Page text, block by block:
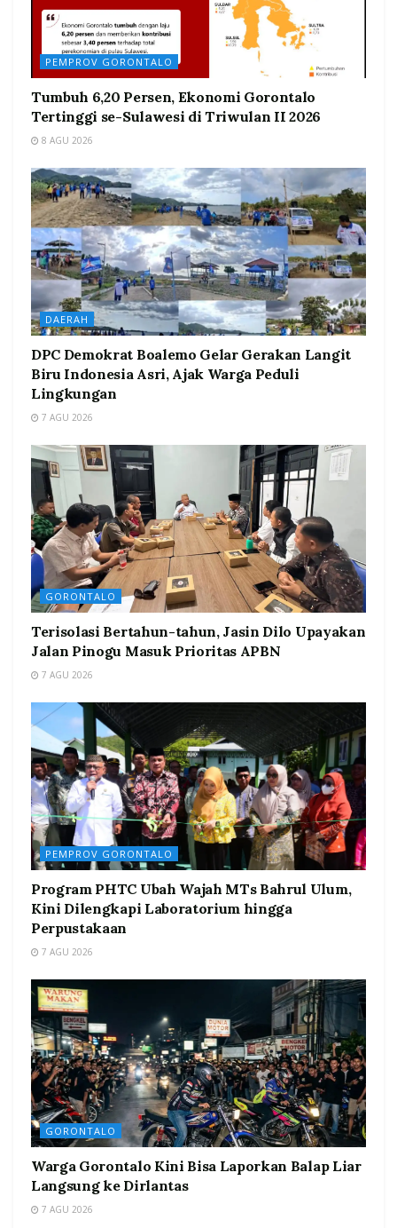
PEMPROV GORONTALO
Tumbuh 6,20 Persen, Ekonomi Gorontalo
Tertinggi se-Sulawesi di Triwulan II 2026
8 AGU 2026
DAERAH
DPC Demokrat Boalemo Gelar Gerakan Langit
Biru Indonesia Asri, Ajak Warga Peduli
Lingkungan
7 AGU 2026
GORONTALO
Terisolasi Bertahun-tahun, Jasin Dilo Upayakan
Jalan Pinogu Masuk Prioritas APBN
7 AGU 2026
PEMPROV GORONTALO
Program PHTC Ubah Wajah MTs Bahrul Ulum,
Kini Dilengkapi Laboratorium hingga
Perpustakaan
7 AGU 2026
GORONTALO
Warga Gorontalo Kini Bisa Laporkan Balap Liar
Langsung ke Dirlantas
7 AGU 2026